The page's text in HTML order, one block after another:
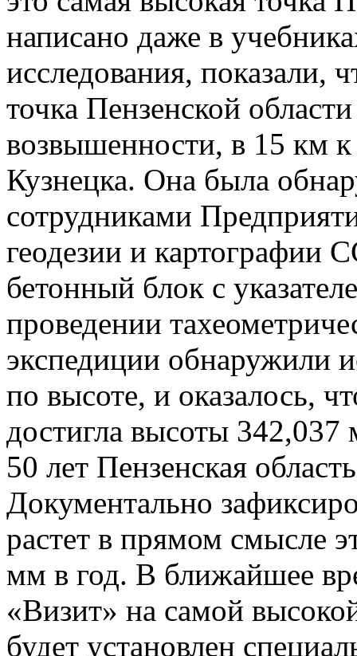
написано даже в
исследования, показали,
точка Пензенской
возвышенности, в 15 км к
Кузнецка. Она была
сотрудниками
геодезии и картографии
бетонный блок с
проведении
экспедиции обнаружили
по высоте, и оказалось,
достигла высоты 342,037
50 лет Пензенская
Документально
растет в прямом смысле
мм в год. В ближайшее
«Визит» на самой
будет установлен